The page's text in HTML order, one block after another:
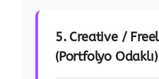
5. Creative /
(Portfolyo Odaklı)